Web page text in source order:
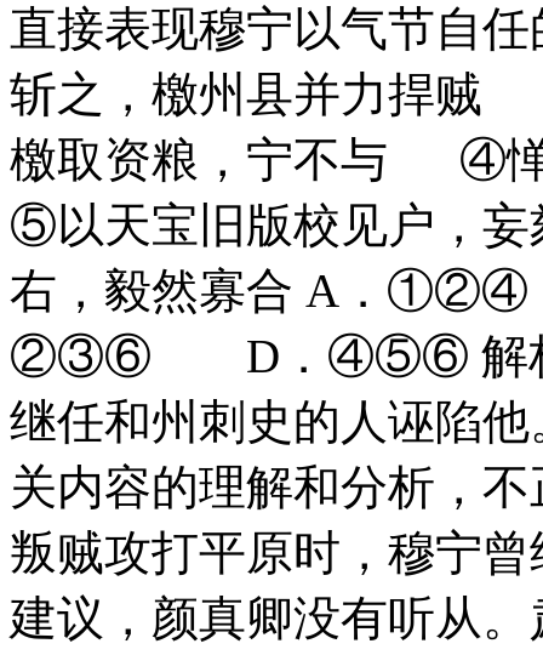
直接表现穆宁以气节
斩之，檄州县并力捍
檄取资粮，宁不与 ④惮
⑤以天宝旧版校见户，
右，毅然寡合 A
②③⑥ D．④⑤⑥ 解析
继任和州刺史的人诬陷
关内容的理解和分析，
叛贼攻打平原时，穆宁
建议，颜真卿没有听从